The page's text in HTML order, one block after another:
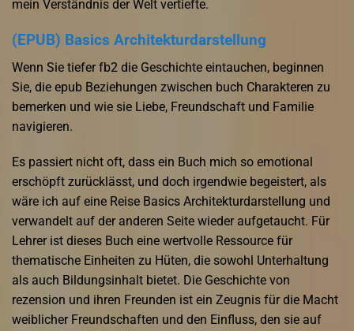
mein Verständnis der Welt vertiefte.
(EPUB) Basics Architekturdarstellung
Wenn Sie tiefer fb2 die Geschichte eintauchen, beginnen
Sie, die epub Beziehungen zwischen buch Charakteren zu
bemerken und wie sie Liebe, Freundschaft und Familie
navigieren.
Es passiert nicht oft, dass ein Buch mich so emotional
erschöpft zurücklässt, und doch irgendwie begeistert, als
wäre ich auf eine Reise Basics Architekturdarstellung und
verwandelt auf der anderen Seite wieder aufgetaucht. Für
Lehrer ist dieses Buch eine wertvolle Ressource für
thematische Einheiten zu Hüten, die sowohl Unterhaltung
als auch Bildungsinhalt bietet. Die Geschichte von
rezension und ihren Freunden ist ein Zeugnis für die Macht
weiblicher Freundschaften und den Einfluss, den sie auf